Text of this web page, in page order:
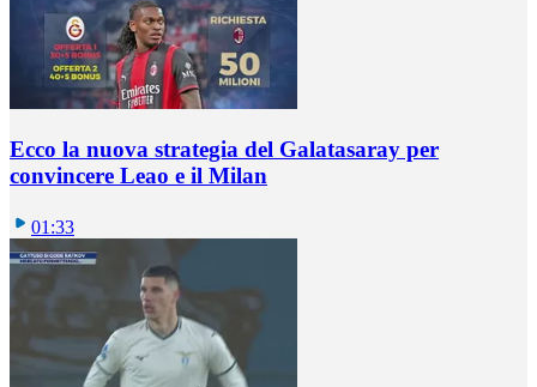
Ecco la nuova strategia del Galatasaray per
convincere Leao e il Milan
01:33